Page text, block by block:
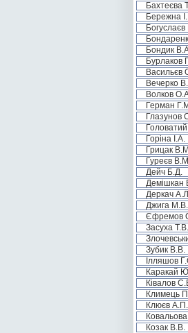
Бахтеєва
Бережна
Бондик
Бурлаков
Васильєв
Вечерко
Волков
Герман
Глазунов
Горіна І.А.
Грицак
Гуреєв
Дейч Б.Д.
Демішкан
Деркач
Джига М.В.
Єфремов
Засуха Т.В.
Зубик В.В.
Ілляшов
Каракай
Ківалов
Климець
Клюєв А.П.
Козак В.В.